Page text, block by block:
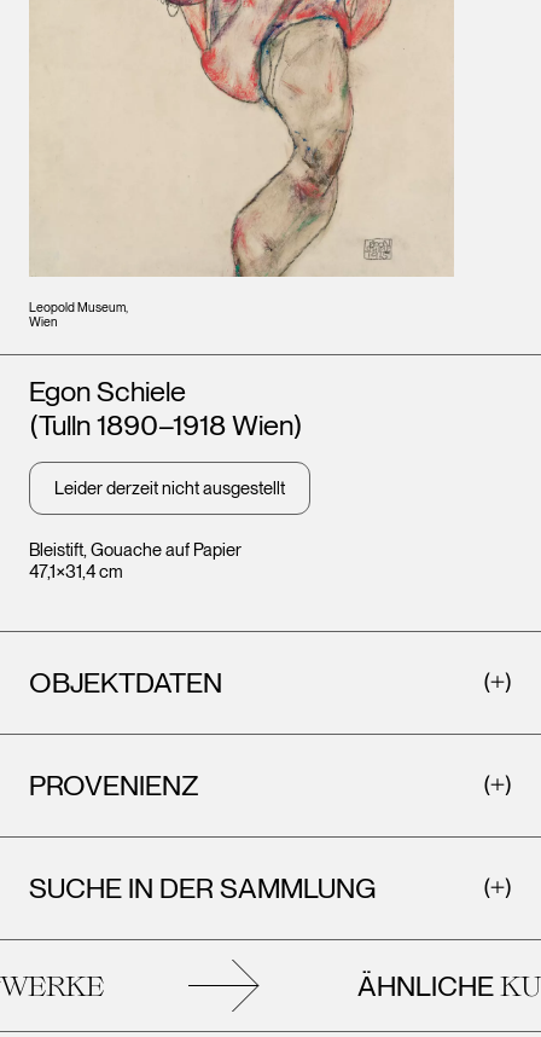
Leopold Museum,
Wien
Bleistift, Gouache auf Papier
47,1×31,4 cm
Künstler*innen
Egon Schiele
(Tulln 1890–1918 Wien)
Leider derzeit nicht ausgestellt
OBJEKTDATEN
PROVENIENZ
SUCHE IN DER SAMMLUNG
ÄHNLICHE